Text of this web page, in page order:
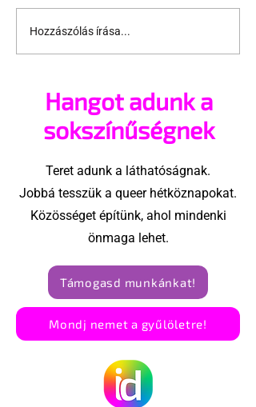
Miket nézzünk idén a
Sziget queer
Hozzászólás írása...
Hangot adunk a
sokszínűségnek
Teret adunk a láthatóságnak.
Jobbá tesszük a queer hétköznapokat.
Közösséget építünk, ahol mindenki
önmaga lehet.
Támogasd munkánkat!
Mondj nemet a gyűlöletre!